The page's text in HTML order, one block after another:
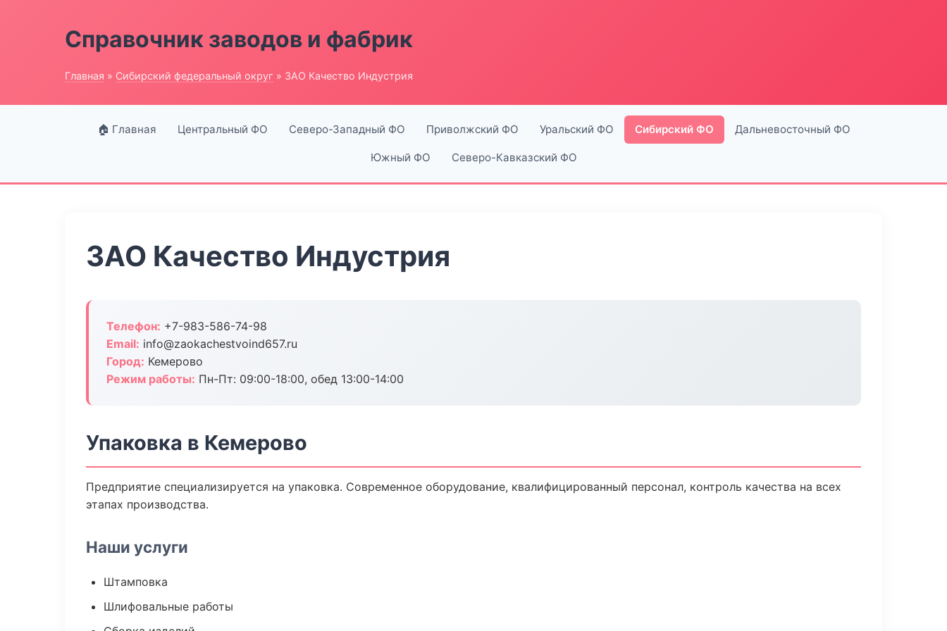
Справочник заводов и фабрик
Главная » Сибирский федеральный округ » ЗАО Качество Индустрия
🏠 Главная Центральный ФО Северо-Западный ФО Приволжский ФО Уральский ФО Сибирский ФО Дальневосточный ФО
Южный ФО Северо-Кавказский ФО
ЗАО Качество Индустрия
Телефон: +7-983-586-74-98
Email: info@zaokachestvoind657.ru
Город: Кемерово
Режим работы: Пн-Пт: 09:00-18:00, обед 13:00-14:00
Упаковка в Кемерово
Предприятие специализируется на упаковка. Современное оборудование, квалифицированный персонал, контроль качества на всех
этапах производства.
Наши услуги
Штамповка
Шлифовальные работы